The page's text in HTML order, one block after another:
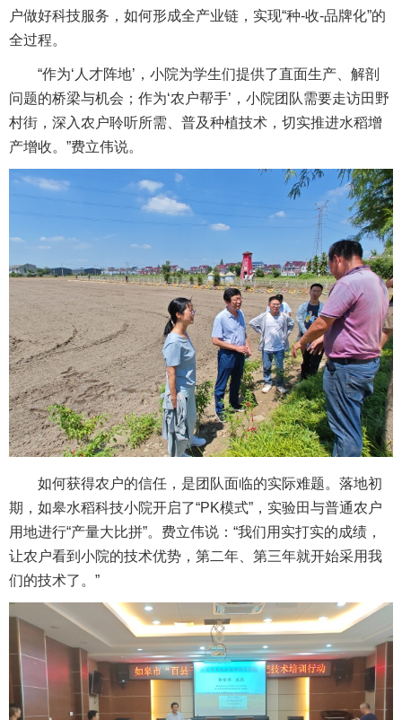
户做好科技服务，如何形成全产业链，实现“种-收-品牌化”的
全过程。
“作为‘人才阵地’，小院为学生们提供了直面生产、解剖
问题的桥梁与机会；作为‘农户帮手’，小院团队需要走访田野
村街，深入农户聆听所需、普及种植技术，切实推进水稻增
产增收。”费立伟说。
如何获得农户的信任，是团队面临的实际难题。落地初
期，如皋水稻科技小院开启了“PK模式”，实验田与普通农户
用地进行“产量大比拼”。费立伟说：“我们用实打实的成绩，
让农户看到小院的技术优势，第二年、第三年就开始采用我
们的技术了。”